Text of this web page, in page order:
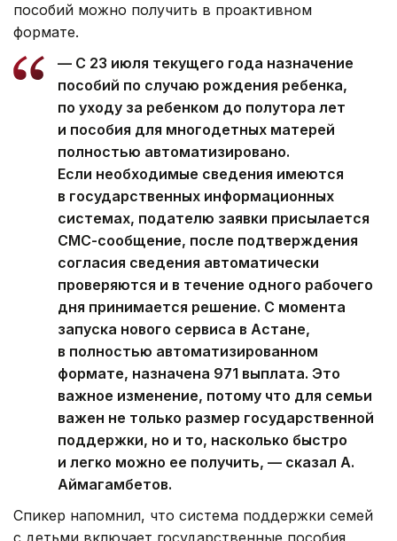
пособий можно получить в проактивном
формате.
— С 23 июля текущего года назначение
пособий по случаю рождения ребенка,
по уходу за ребенком до полутора лет
и пособия для многодетных матерей
полностью автоматизировано.
Если необходимые сведения имеются
в государственных информационных
системах, подателю заявки присылается
СМС-сообщение, после подтверждения
согласия сведения автоматически
проверяются и в течение одного рабочего
дня принимается решение. С момента
запуска нового сервиса в Астане,
в полностью автоматизированном
формате, назначена 971 выплата. Это
важное изменение, потому что для семьи
важен не только размер государственной
поддержки, но и то, насколько быстро
и легко можно ее получить, — сказал А.
Аймагамбетов.
Спикер напомнил, что система поддержки семей